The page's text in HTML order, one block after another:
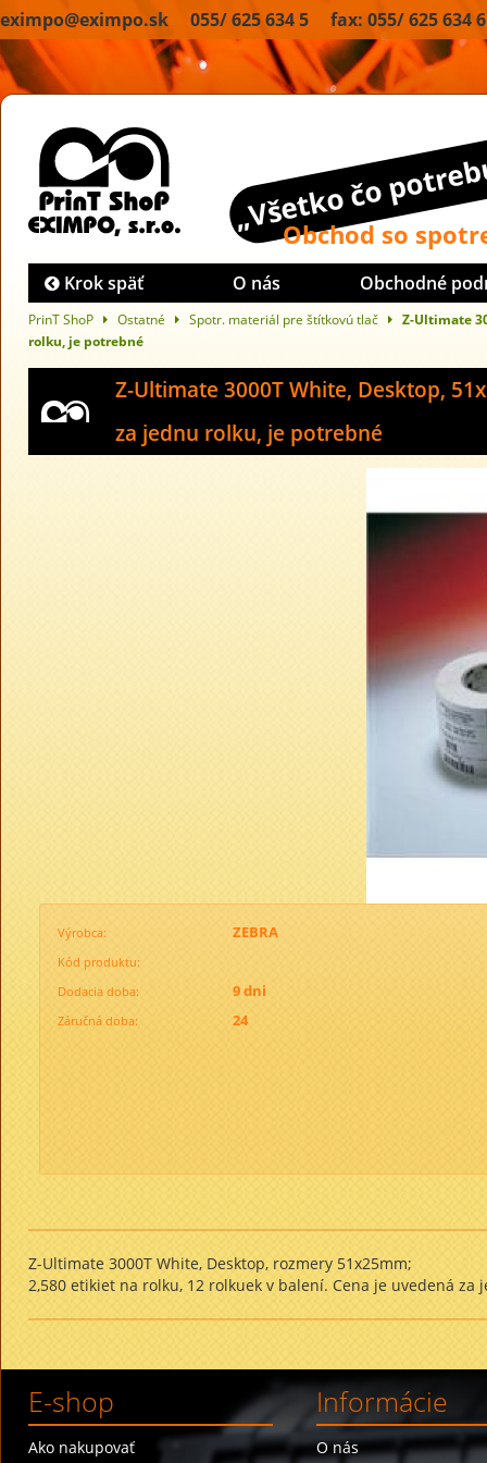
eximpo@eximpo.sk 055/ 625 634 5 fax: 055/ 625 634 6
„Všetko čo
Obchod so
Krok späť O nás Obchodné
PrinT ShoP Ostatné Spotr. materiál pre štítkovú tlač
Z-Ultimate
rolku, je potrebné
Z-Ultimate 3000T White, Desktop,
za jednu rolku, je potrebné
Výrobca: ZEBRA
Kód produktu:
Dodacia doba:
9 dni
Záručná doba: 24
Z-Ultimate 3000T White, Desktop, rozmery 51x25mm;
2,580 etikiet na rolku, 12 rolkuek v balení. Cena je uvedená
E-shop
Ako nakupovať
Informácie
O nás